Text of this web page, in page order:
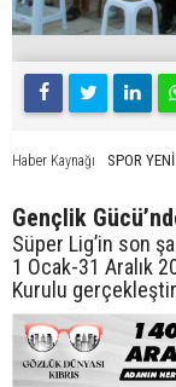
Haber Kaynağı SPOR YENİ
Gençlik
Süper Lig’in son
1 Ocak-31 Aralık
Kurulu